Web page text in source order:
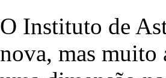
O Instituto de
nova, mas muito